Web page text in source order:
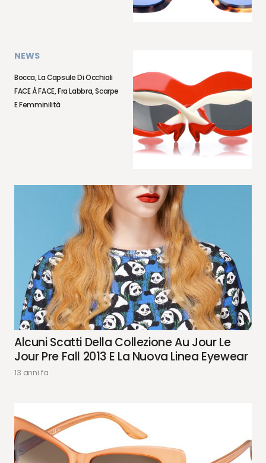
NEWS
Bocca, La Capsule Di Occhiali
FACE À FACE, Fra Labbra, Scarpe
E Femminilità
Alcuni Scatti Della Collezione Au Jour Le
Jour Pre Fall 2013 E La Nuova Linea Eyewear
13 anni fa